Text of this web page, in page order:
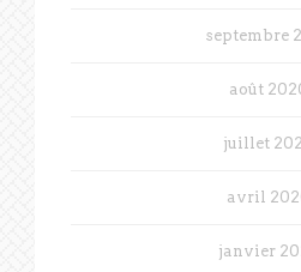
septembre
août
juillet
avril
janvier